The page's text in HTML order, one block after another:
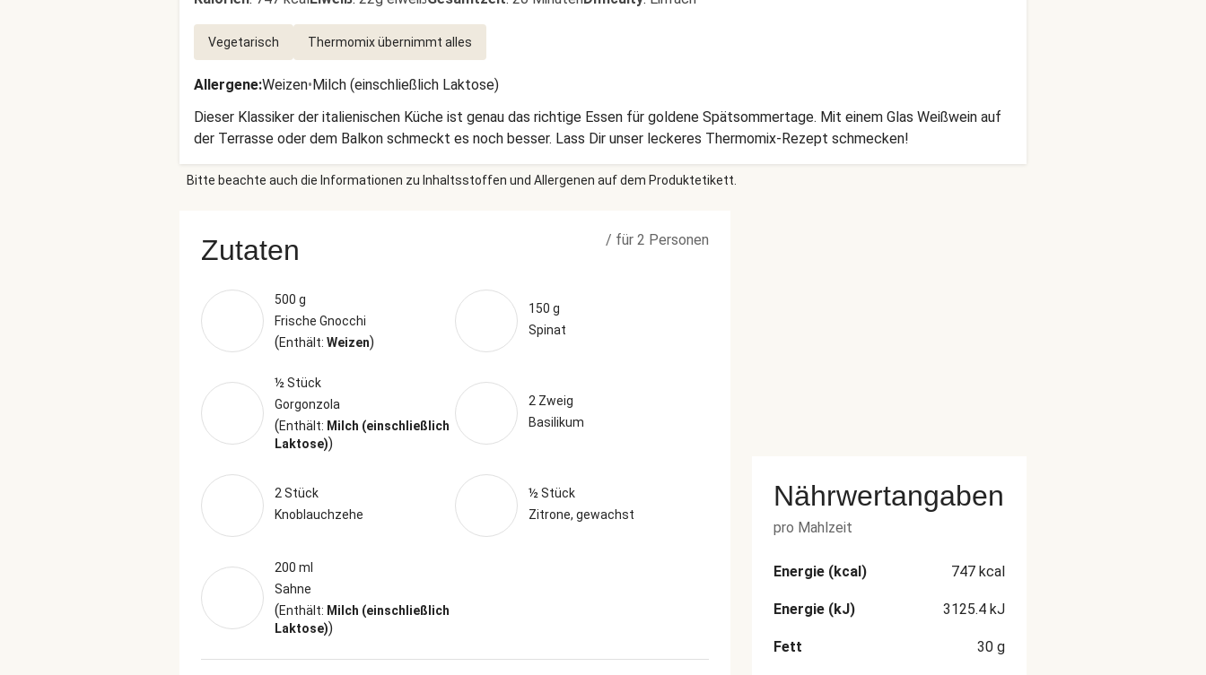
Vegetarisch Thermomix übernimmt alles
Allergene:Weizen•Milch (einschließlich Laktose)
Dieser Klassiker der italienischen Küche ist genau das richtige Essen für goldene Spätsommertage. Mit einem Glas Weißwein auf
der Terrasse oder dem Balkon schmeckt es noch besser. Lass Dir unser leckeres Thermomix-Rezept schmecken!
Bitte beachte auch die Informationen zu Inhaltsstoffen und Allergenen auf dem Produktetikett.
Zutaten / für 2 Personen
500 g
Frische Gnocchi
(Enthält: Weizen)
150 g
Spinat
½ Stück
Gorgonzola
(Enthält: Milch (einschließlich
Laktose))
2 Zweig
Basilikum
2 Stück
Knoblauchzehe
½ Stück
Zitrone, gewachst
200 ml
Sahne
(Enthält: Milch (einschließlich
Laktose))
Nährwertangaben
pro Mahlzeit
Energie (kcal) 747 kcal
Energie (kJ) 3125.4 kJ
Fett 30 g